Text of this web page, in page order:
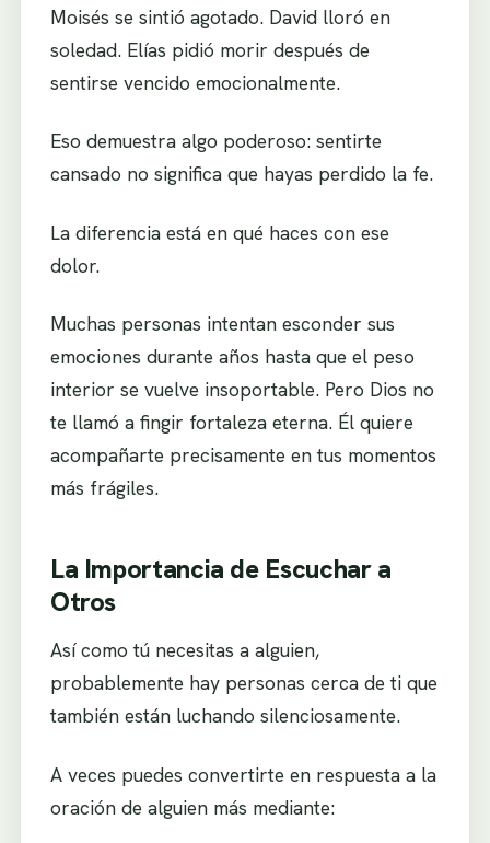
Moisés se sintió agotado. David lloró en
soledad. Elías pidió morir después de
sentirse vencido emocionalmente.
Eso demuestra algo poderoso: sentirte
cansado no significa que hayas perdido la fe.
La diferencia está en qué haces con ese
dolor.
Muchas personas intentan esconder sus
emociones durante años hasta que el peso
interior se vuelve insoportable. Pero Dios no
te llamó a fingir fortaleza eterna. Él quiere
acompañarte precisamente en tus momentos
más frágiles.
La Importancia de Escuchar a
Otros
Así como tú necesitas a alguien,
probablemente hay personas cerca de ti que
también están luchando silenciosamente.
A veces puedes convertirte en respuesta a la
oración de alguien más mediante: